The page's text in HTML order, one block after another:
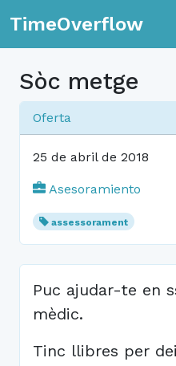
TimeOverflow
Sòc metge
Oferta
25 de abril de 2018
Asesoramiento
assessorament
Puc ajudar-te en
mèdic.
Tinc llibres per